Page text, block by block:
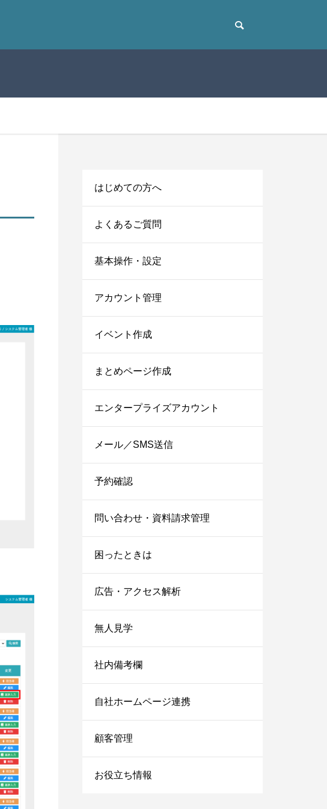
はじめての方へ
よくあるご質問
基本操作・設定
アカウント管理
イベント作成
まとめページ作成
エンタープライズアカウント
メール／SMS送信
予約確認
問い合わせ・資料請求管理
困ったときは
広告・アクセス解析
無人見学
社内備考欄
自社ホームページ連携
顧客管理
お役立ち情報